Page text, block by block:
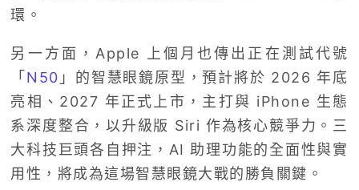
環。
另一方面，Apple 上個月也傳出正在測試代號
「N50 」的智慧眼鏡原型，預計將於 2026 年底
亮相、2027 年正式上市，主打與 iPhone 生態
系深度整合，以升級版 Siri 作為核心競爭力。三
大科技巨頭各自押注，AI 助理功能的全面性與實
用性，將成為這場智慧眼鏡大戰的勝負關鍵。